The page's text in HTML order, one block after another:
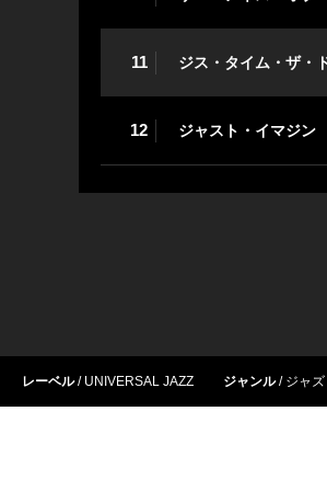
11 ジス・タイム・ザ・
12 ジャスト・イマジン
レーベル UNIVERSAL JAZZ ジャンル ジャズ